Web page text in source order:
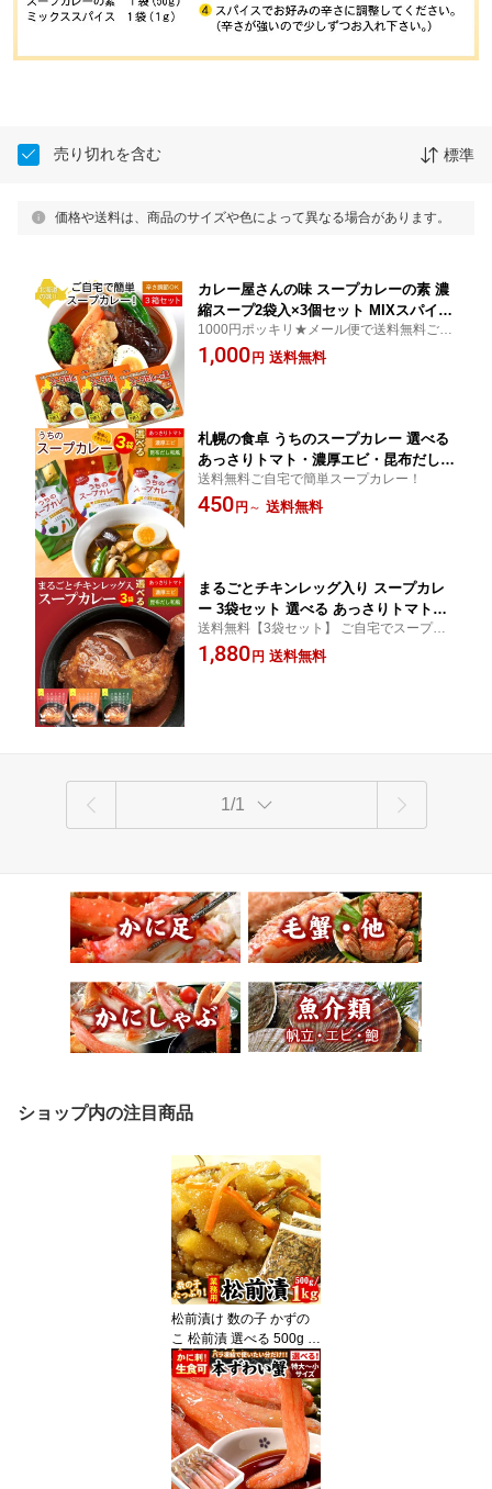
売り切れを含む 標準
価格や送料は、商品のサイズや色によって異なる場合があります。
カレー屋さんの味 スープカレーの素 濃
縮スープ2袋入×3個セット MIXスパイス
付【メール便 送料無料】
1000円ポッキリ★メール便で送料無料ご自
宅で簡単スープカレー！（スープカレーの
素 / レトルト / 北海道お土産）
1,000円 送料無料
札幌の食卓 うちのスープカレー 選べる
あっさりトマト・濃厚エビ・昆布だし和
風 1袋あたり「2食入」 メール便 送料無
料 スープカレーの素 レトルト 北海道お
送料無料ご自宅で簡単スープカレー！
450円 ～ 送料無料
まるごとチキンレッグ入り スープカレ
ー 3袋セット 選べる あっさりトマト
味・濃厚エビ味・昆布だし和風味 レト
ルト 3袋【メール便 送料無料】北海道
送料無料【3袋セット】 ご自宅でスープカ
レー！ チキンレッグがまるごと！ レトルト
で簡単調理♪ 北海道 お土産にもオススメ!!
1,880円 送料無料
1/1
ショップ内の注目商品
松前漬け 数の子 かずの
こ 松前漬 選べる 500g /
1kg 松前 松前漬け数の子
かずのこ 訳あり わけあ
り 送料無料（沖縄宛は別
途送料を加算）